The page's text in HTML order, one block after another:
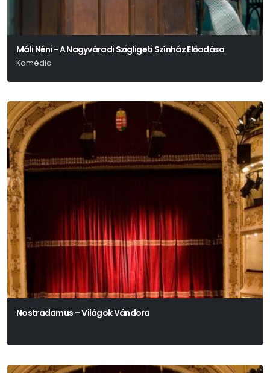
Máli Néni - A Nagyváradi Szigligeti Színház Előadása
Komédia
Nostradamus – Világok Vándora